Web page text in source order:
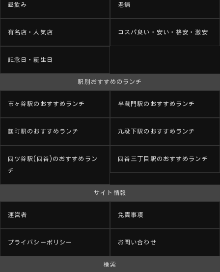
昼飲み 老舗
有名店・人気店 コスパ良い・安い・格安・激安
記念日・誕生日
駅別おすすめのランチ
市ヶ谷駅のおすすめランチ 半蔵門駅のおすすめランチ
麹町駅のおすすめランチ 九段下駅のおすすめランチ
四ツ谷駅(四谷)のおすすめラン
チ
四谷三丁目駅のおすすめランチ
サイト情報
運営者 免責事項
プライバシーポリシー お問い合わせ
検索